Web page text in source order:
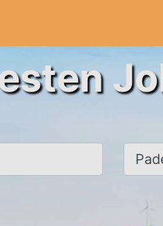
Ort,